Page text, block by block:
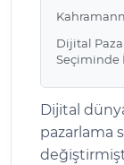
Dijital
Seçiminde
Dijital
pazarlama